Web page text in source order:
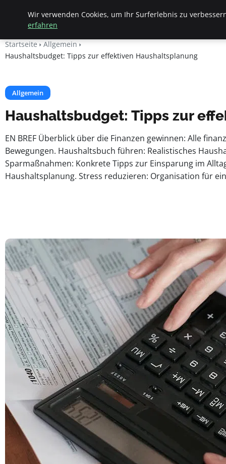
Apemania Shop
Startseite
Allgemein
Haushaltsbudget: Tipps zur effektiven Haushaltsplanung
Allgemein
Haushaltsbudget: Tipps zur
EN BREF Überblick über die Finanzen gewinnen: Alle
Bewegungen. Haushaltsbuch führen: Realistisches
Sparmaßnahmen: Konkrete Tipps zur Einsparung im
Haushaltsplanung. Stress reduzieren: Organisation für
Wir verwenden Cookies, um Ihr Surferlebnis zu
erfahren